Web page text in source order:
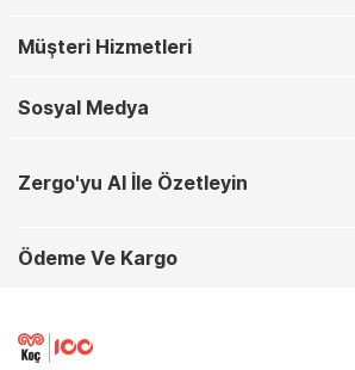
Müşteri Hizmetleri
Sosyal Medya
Zergo'yu AI İle Özetleyin
Ödeme Ve Kargo